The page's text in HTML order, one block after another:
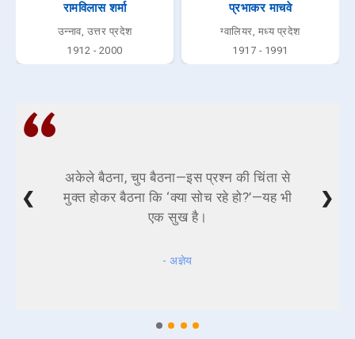
रामविलास शर्मा
उन्नाव, उत्तर प्रदेश
1912 - 2000
प्रभाकर माचवे
ग्वालियर, मध्य प्रदेश
1917 - 1991
अकेले बैठना, चुप बैठना—इस प्रश्न की चिंता से
मुक्त होकर बैठना कि ‘क्या सोच रहे हो?’—यह भी
एक सुख है।
- अज्ञेय
❮ ❯